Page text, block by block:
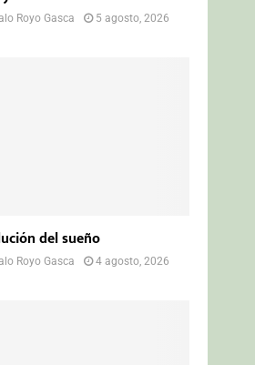
Royo Gasca
5 agosto, 2026
del sueño
Royo Gasca
4 agosto, 2026